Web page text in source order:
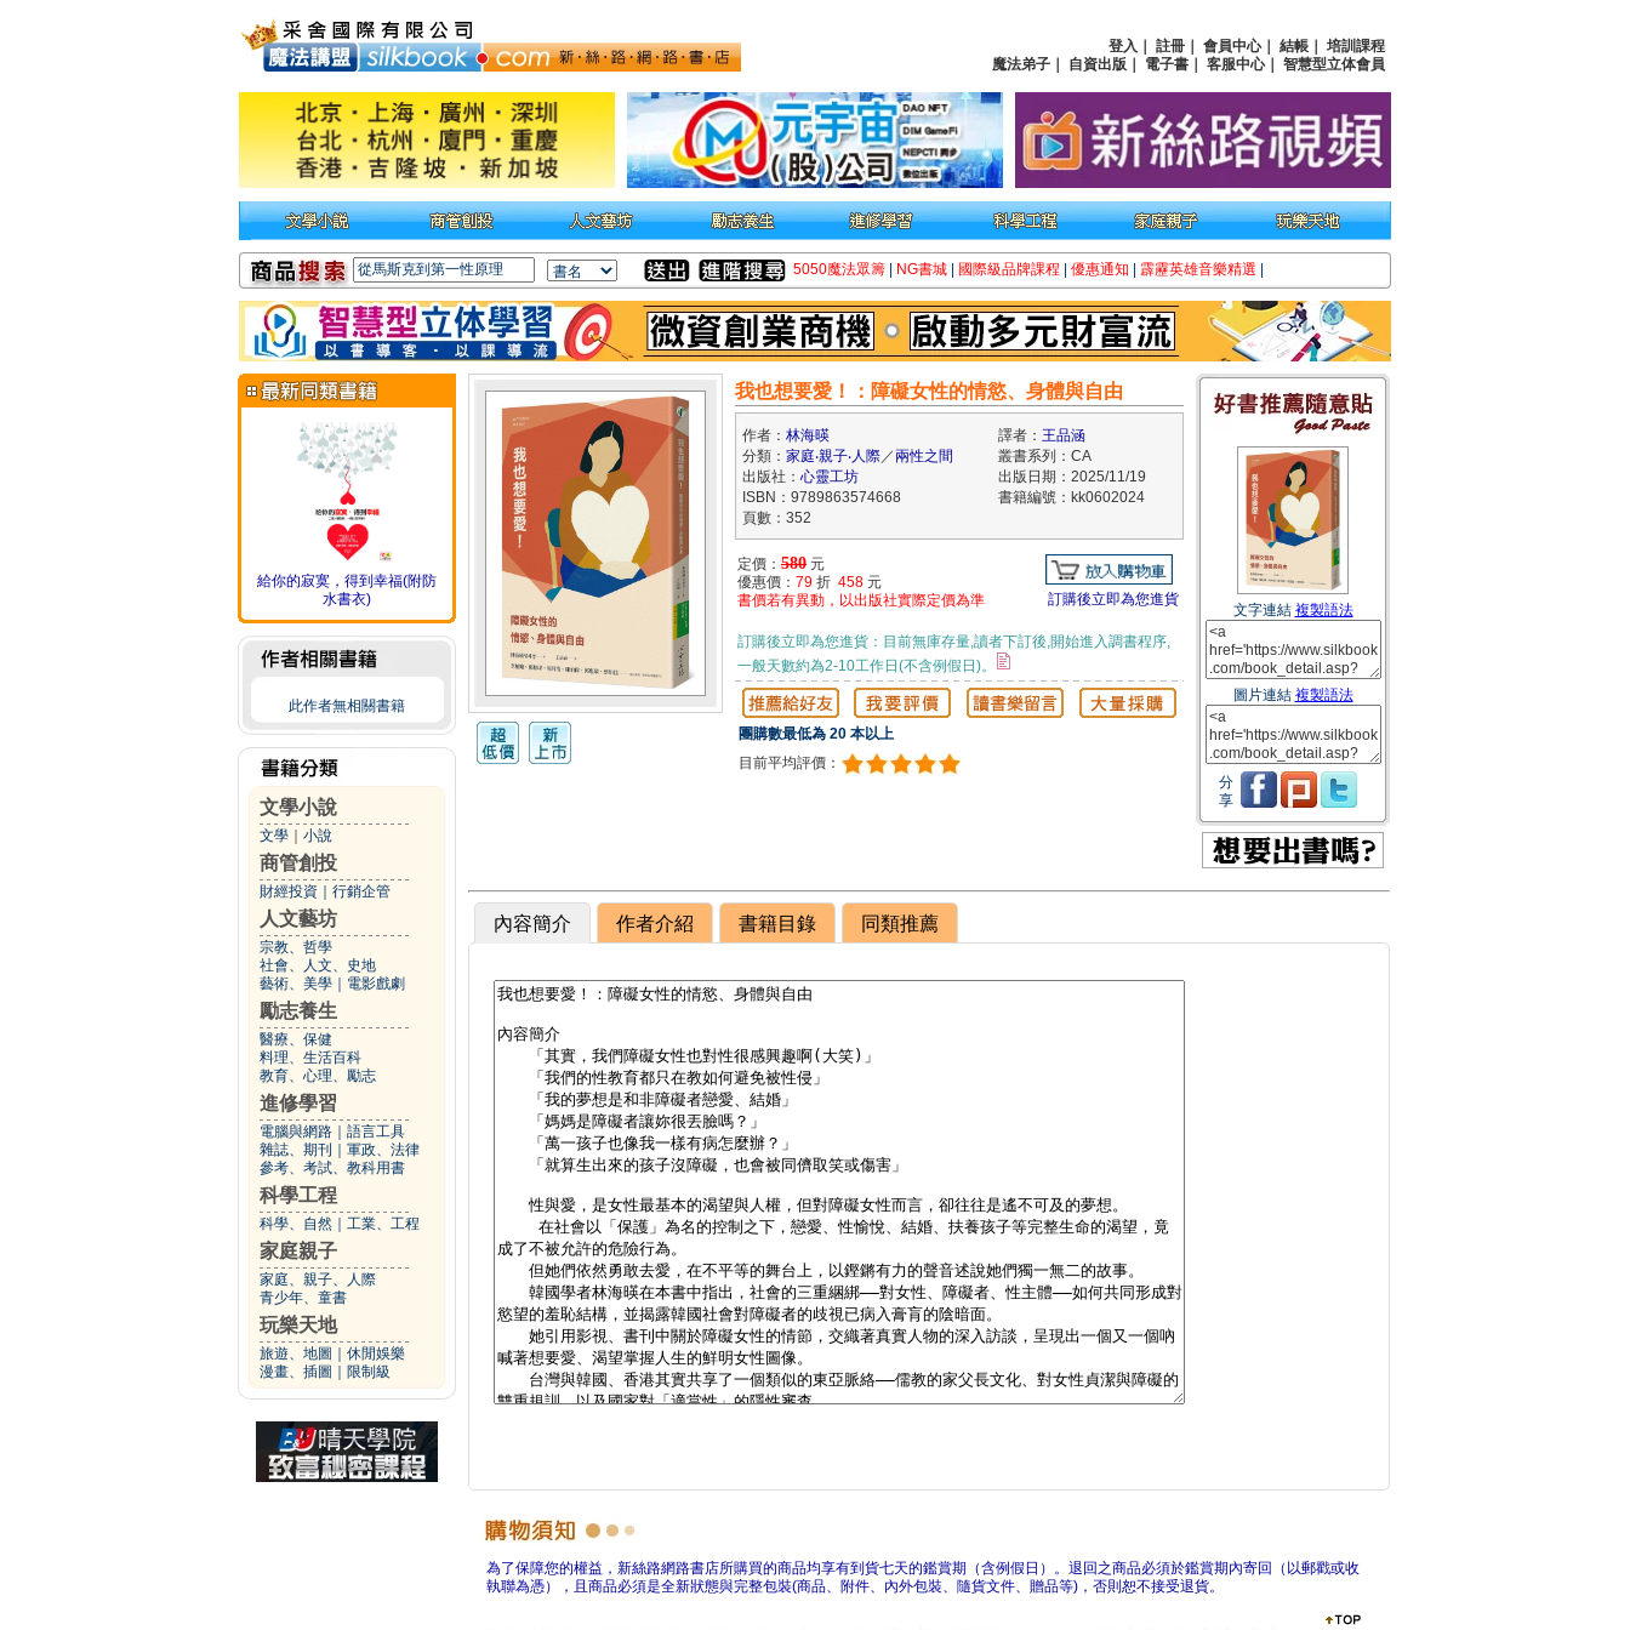
登入 註冊 會員中心｜ 結帳
培訓課程
魔法弟子
自資出版 電子書 客服中心｜ 智慧型立体會員
5050魔法眾籌 NG書城 國際級品牌課程 優惠通知 霹靂英雄音樂精選
給你的寂寞，得到幸福(附防
水書衣)
此作者無相關書籍
文學小說
文學 小說
商管創投
財經投資 行銷企管
人文藝坊
宗教、哲學
社會、人文、史地
藝術、美學
電影戲劇
勵志養生
醫療、保健
料理、生活百科
教育、心理、勵志
進修學習
電腦與網路
語言工具
雜誌、期刊
軍政、法律
參考、考試、教科用書
科學工程
科學、自然 工業、工程
家庭親子
家庭、親子、人際
青少年、童書
玩樂天地
旅遊、地圖
休閒娛樂
漫畫、插圖
限制級
我也想要愛！：障礙女性的情慾、身體與自由
作者： 林海暎 譯者： 王品涵
分類： 家庭‧親子‧人際／兩性之間
叢書系列：CA
出版社： 心靈工坊
出版日期：2025/11/19
ISBN：9789863574668
書籍編號：kk0602024
頁數：352
定價： 580 元
優惠價： 79 折 458 元
書價若有異動，以出版社實際定價為準
訂購後立即為您進貨
訂購後立即為您進貨：目前無庫存量,讀者下訂後,開始進入調書程序,
一般天數約為2-10工作日(不含例假日)。
團購數最低為 20 本以上
目前平均評價：
文字連結 複製語法
圖片連結 複製語法
分
享
內容簡介 作者介紹 書籍目錄 同類推薦
為了保障您的權益，新絲路網路書店所購買的商品均享有到貨七天的鑑賞期（含例假日）。退回之商品必須於鑑賞期內寄回（以郵戳或收
執聯為憑），且商品必須是全新狀態與完整包裝(商品、附件、內外包裝、隨貨文件、贈品等)，否則恕不接受退貨。